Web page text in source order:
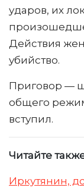
ударов, их
Действия
убийство.
Приговор —
общего
вступил.
Читайте
Иркутянин,